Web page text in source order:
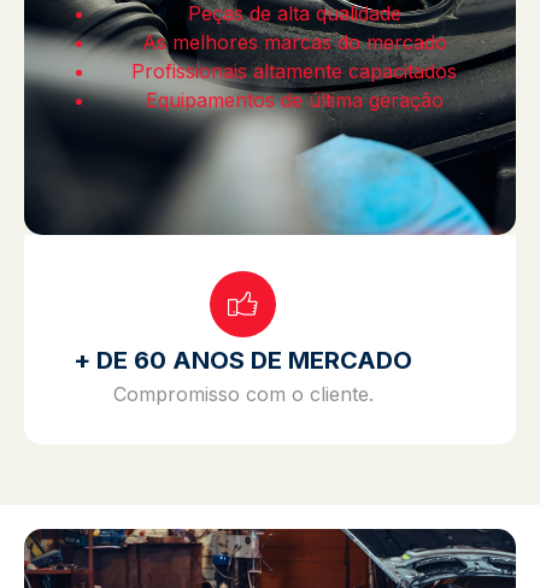
Peças de alta qualidade
As melhores marcas do mercado
Profissionais altamente capacitados
Equipamentos de última geração
+ DE 60 ANOS DE MERCADO
Compromisso com o cliente.